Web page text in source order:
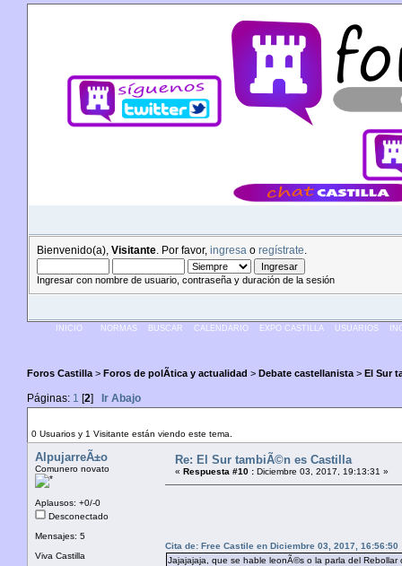
Bienvenido(a), Visitante . Por favor, ingresa o regístrate
Ingresar con nombre de usuario, contraseña y duración de la sesión
INICIO NORMAS BUSCAR CALENDARIO EXPO CASTILLA USUARIOS
Foros Castilla > Foros de polÃ­tica y actualidad > Debate castellanista > El Sur
Páginas: 1 [2] Ir Abajo
0 Usuarios y 1 Visitante están viendo este tema.
AlpujarreÃ±o
Comunero novato
Aplausos: +0/-0
Desconectado
Mensajes: 5
Viva Castilla
Re: El Sur tambiÃ©n es Castilla
« Respuesta #10 : Diciembre 03, 2017, 19:13:31 »
Cita de: Free Castile en Diciembre 03, 2017, 16:56:50
Jajajajaja, que se hable leonÃ©s o la parla del